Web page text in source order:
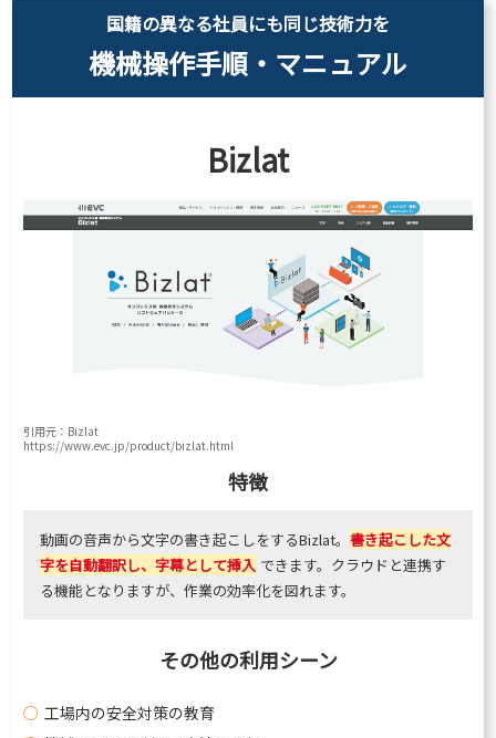
国籍の異なる社員にも同じ技術力を
機械操作手順・マニュアル
Bizlat
引用元：Bizlat
https://www.evc.jp/product/bizlat.html
特徴
動画の音声から文字の書き起こしをするBizlat。書き起こした文
字を自動翻訳し、字幕として挿入 できます。クラウドと連携す
る機能となりますが、作業の効率化を図れます。
その他の利用シーン
工場内の安全対策の教育